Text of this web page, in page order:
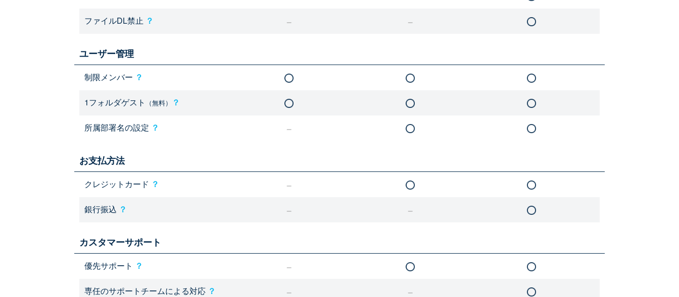
ファイルDL禁止 ？
ユーザー管理
制限メンバー ？
1フォルダゲスト （無料） ？
所属部署名の設定 ？
お支払方法
クレジットカード ？
銀行振込 ？
カスタマーサポート
優先サポート ？
専任のサポートチームによる対応 ？